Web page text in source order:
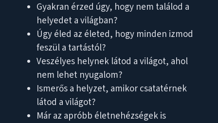
Gyakran érzed úgy, hogy nem találod a
helyedet a világban?
Úgy éled az életed, hogy minden izmod
feszül a tartástól?
Veszélyes helynek látod a világot, ahol
nem lehet nyugalom?
Ismerős a helyzet, amikor csatatérnek
látod a világot?
Már az apróbb életnehézségek is